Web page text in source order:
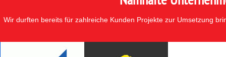
Wir durften bereits für zahlreiche Kunden Projekte zur Umsetzung